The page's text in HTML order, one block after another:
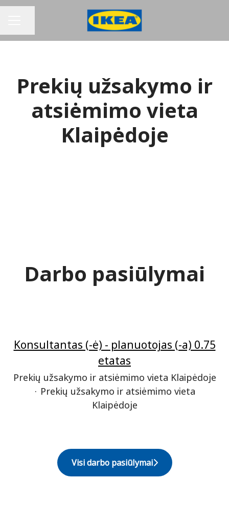
Prekių užsakymo ir
atsiėmimo vieta
Klaipėdoje
Darbo pasiūlymai
Konsultantas (-ė) - planuotojas (-a) 0.75
etatas
Prekių užsakymo ir atsiėmimo vieta Klaipėdoje
· Prekių užsakymo ir atsiėmimo vieta
Klaipėdoje
Visi darbo pasiūlymai